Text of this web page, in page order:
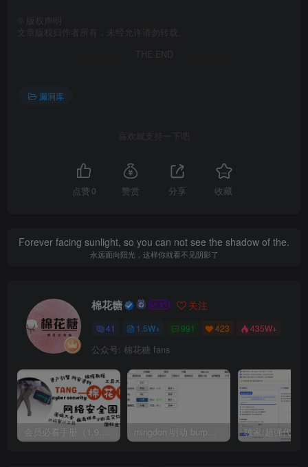
版权声明
文章版权归作者所有，未经允许请勿转载。
THE END
漏洞库
喜欢就支持一下吧
点赞 0 赞赏 分享 收藏
Forever facing sunlight, so you can not see the shadow of the.
永远面向阳光，这样你就看不见阴影了
棉花糖 关注
41 1.5W+ 991 423 435W+
公众号: 棉花糖 fans
会员必看手册（1.9.0版本 26.4.5更新） mingdon 明动 burp插件0.2.6版本 本地时间校验去除版